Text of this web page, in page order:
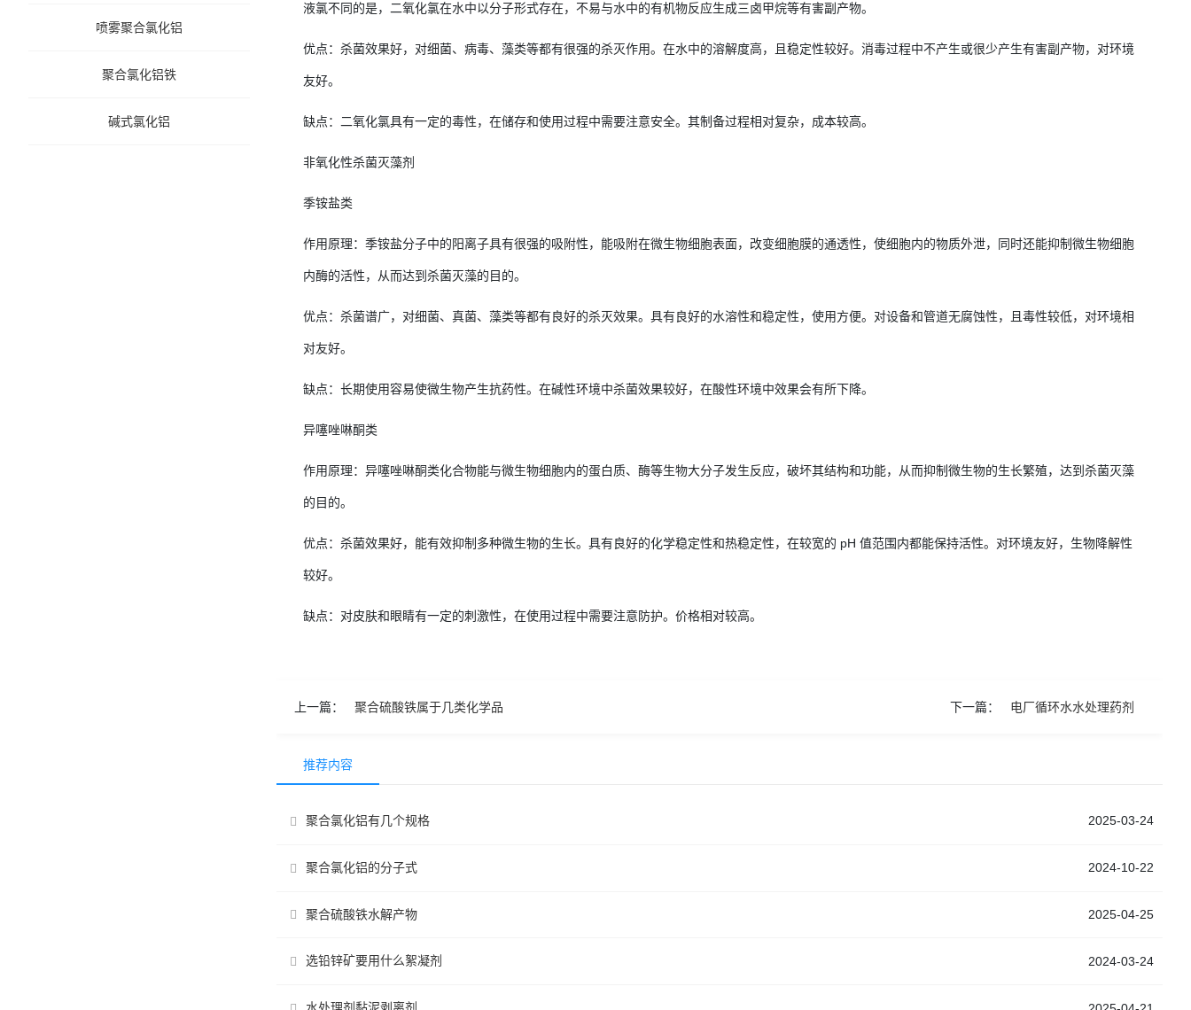
喷雾聚合氯化铝
聚合氯化铝铁
碱式氯化铝
液氯不同的是，二氧化氯在水中以分子形式存在，不易与水中的有机物反应生成三卤甲烷等有害副产物。
优点：杀菌效果好，对细菌、病毒、藻类等都有很强的杀灭作用。在水中的溶解度高，且稳定性较好。消毒过程中不产生或很少产生有害副产物，对环境
友好。
缺点：二氧化氯具有一定的毒性，在储存和使用过程中需要注意安全。其制备过程相对复杂，成本较高。
非氧化性杀菌灭藻剂
季铵盐类
作用原理：季铵盐分子中的阳离子具有很强的吸附性，能吸附在微生物细胞表面，改变细胞膜的通透性，使细胞内的物质外泄，同时还能抑制微生物细胞
内酶的活性，从而达到杀菌灭藻的目的。
优点：杀菌谱广，对细菌、真菌、藻类等都有良好的杀灭效果。具有良好的水溶性和稳定性，使用方便。对设备和管道无腐蚀性，且毒性较低，对环境相
对友好。
缺点：长期使用容易使微生物产生抗药性。在碱性环境中杀菌效果较好，在酸性环境中效果会有所下降。
异噻唑啉酮类
作用原理：异噻唑啉酮类化合物能与微生物细胞内的蛋白质、酶等生物大分子发生反应，破坏其结构和功能，从而抑制微生物的生长繁殖，达到杀菌灭藻
的目的。
优点：杀菌效果好，能有效抑制多种微生物的生长。具有良好的化学稳定性和热稳定性，在较宽的 pH 值范围内都能保持活性。对环境友好，生物降解性
较好。
缺点：对皮肤和眼睛有一定的刺激性，在使用过程中需要注意防护。价格相对较高。
上一篇： 聚合硫酸铁属于几类化学品 下一篇： 电厂循环水水处理药剂
推荐内容
聚合氯化铝有几个规格 2025-03-24
聚合氯化铝的分子式 2024-10-22
聚合硫酸铁水解产物 2025-04-25
选铅锌矿要用什么絮凝剂 2024-03-24